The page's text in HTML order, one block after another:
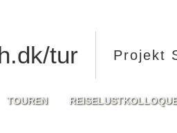
tur Projekt
TOUREN